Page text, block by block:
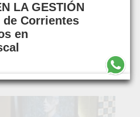
LA GESTIÓN
de Corrientes
en